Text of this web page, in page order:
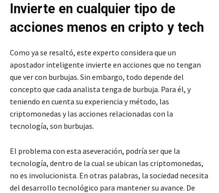
Invierte en cualquier tipo de
acciones menos en cripto y tech
Como ya se resaltó, este experto considera que un
apostador inteligente invierte en acciones que no tengan
que ver con burbujas. Sin embargo, todo depende del
concepto que cada analista tenga de burbuja. Para él, y
teniendo en cuenta su experiencia y método, las
criptomonedas y las acciones relacionadas con la
tecnología, son burbujas.
El problema con esta aseveración, podría ser que la
tecnología, dentro de la cual se ubican las criptomonedas,
no es involucionista. En otras palabras, la sociedad necesita
del desarrollo tecnológico para mantener su avance. De